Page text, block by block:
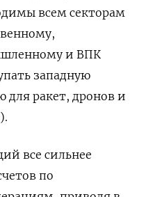
всем секторам
и ВПК
западную
для ракет, дронов и
все сильнее
по